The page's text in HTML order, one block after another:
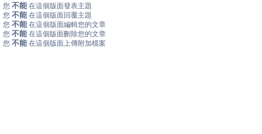
您 不能 在這個版面發表主題
您 不能 在這個版面回覆主題
您 不能 在這個版面編輯您的文章
您 不能 在這個版面刪除您的文章
您 不能 在這個版面上傳附加檔案